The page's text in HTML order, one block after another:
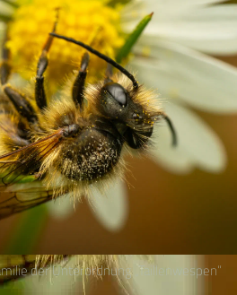
der Unterordnung „Taillenwespen“